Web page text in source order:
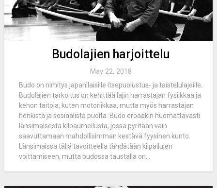
Budolajien harjoittelu
May 22, 2018
Budo on nimitys japanilaisille itsepuolustus- ja taistelulajeille.
Budolajien tarkoitus on kehittää lajin harrastajan fysiikkaa ja
kehon taitoja, kuten motoriikkaa, mutta myös harrastajan
henkistä ja sosiaalista puolta. Budo eroaakin huomattavasti
länsimaisesta kilpaurheilusta, jossa pyritään vain
saavuttamaan mahdollisimman kestävä fyysinen kunto.
Länsimaissa tällä tavoitteella tähdätään kilpailujen
voittamiseen, mutta budossa taustalla on...